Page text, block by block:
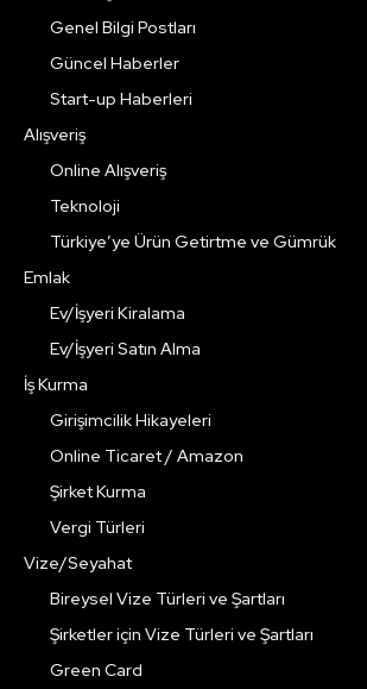
Genel Bilgi Postları
Güncel Haberler
Start-up Haberleri
Alışveriş
Online Alışveriş
Teknoloji
Türkiye’ye Ürün Getirtme ve Gümrük
Emlak
Ev/İşyeri Kiralama
Ev/İşyeri Satın Alma
İş Kurma
Girişimcilik Hikayeleri
Online Ticaret / Amazon
Şirket Kurma
Vergi Türleri
Vize/Seyahat
Bireysel Vize Türleri ve Şartları
Şirketler için Vize Türleri ve Şartları
Green Card